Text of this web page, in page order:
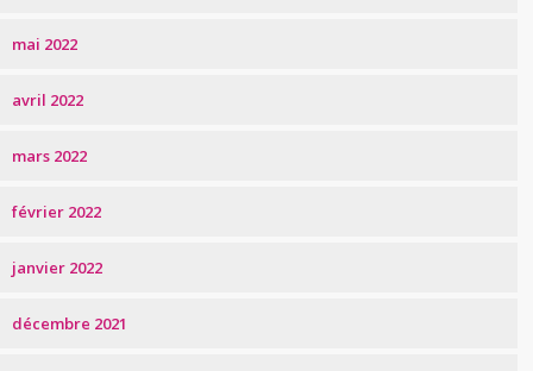
mai 2022
avril 2022
mars 2022
février 2022
janvier 2022
décembre 2021